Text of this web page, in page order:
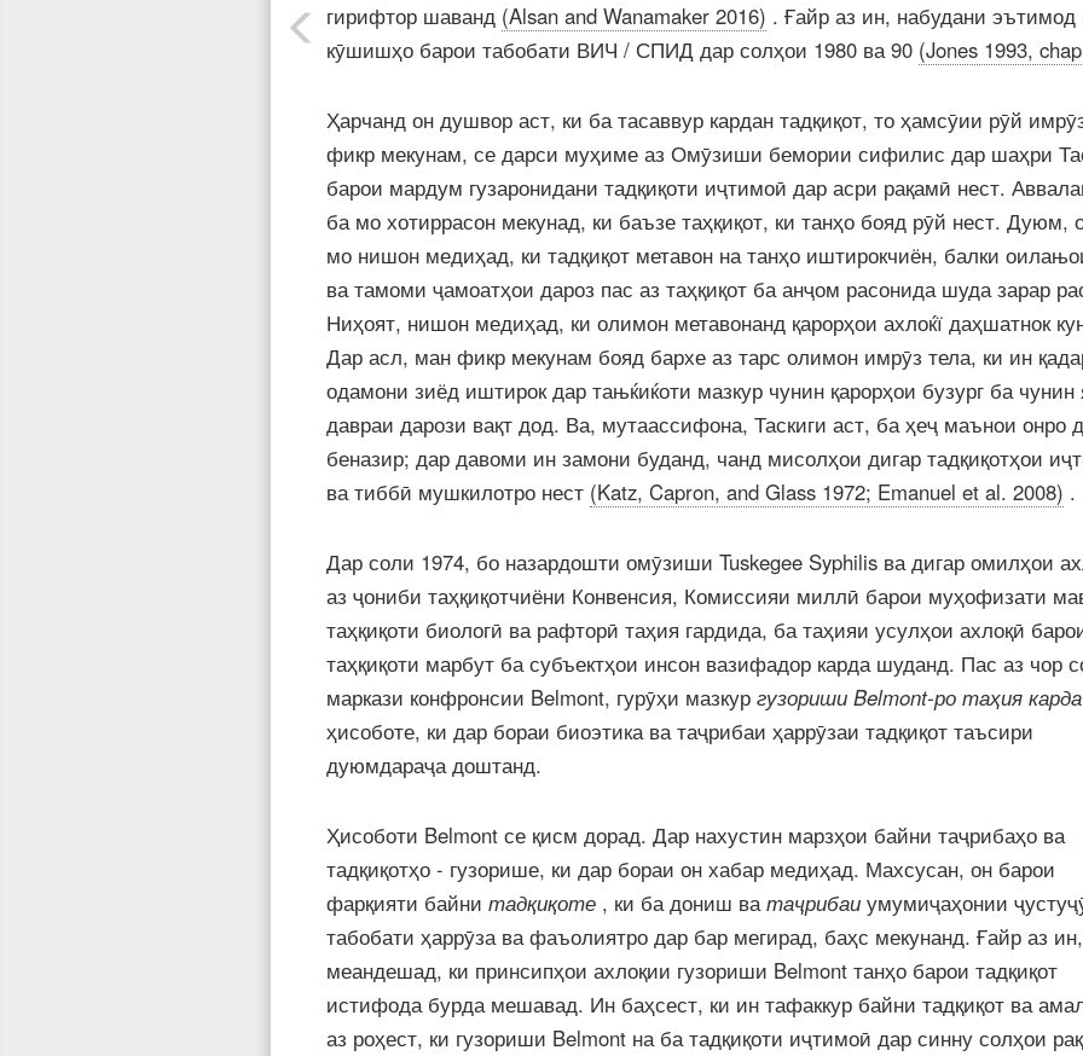
гирифтор шаванд (Alsan and Wanamaker 2016) . Ғайр аз ин, набудани эътимод
кӯшишҳо барои табобати ВИЧ / СПИД дар солҳои 1980 ва 90 (Jones 1993,
Ҳарчанд он душвор аст, ки ба тасаввур кардан тадқиқот, то ҳамсӯии рӯй
фикр мекунам, се дарси муҳиме аз Омӯзиши бемории сифилис дар шаҳри
барои мардум гузаронидани тадқиқоти иҷтимоӣ дар асри рақамӣ нест.
ба мо хотиррасон мекунад, ки баъзе таҳқиқот, ки танҳо бояд рӯй нест. Дуюм,
мо нишон медиҳад, ки тадқиқот метавон на танҳо иштирокчиён, балки
ва тамоми ҷамоатҳои дароз пас аз таҳқиқот ба анҷом расонида шуда зарар
Ниҳоят, нишон медиҳад, ки олимон метавонанд қарорҳои ахлоќї даҳшатнок
Дар асл, ман фикр мекунам бояд бархе аз тарс олимон имрӯз тела, ки ин
одамони зиёд иштирок дар тањќиќоти мазкур чунин қарорҳои бузург ба чунин
давраи дарози вақт дод. Ва, мутаассифона, Таскиги аст, ба ҳеҷ маънои онро
беназир; дар давоми ин замони буданд, чанд мисолҳои дигар тадқиқотҳои
ва тиббӣ мушкилотро нест (Katz, Capron, and Glass 1972; Emanuel et al. 2008) .
Дар соли 1974, бо назардошти омӯзиши Tuskegee Syphilis ва дигар омилҳои
аз ҷониби таҳқиқотчиёни Конвенсия, Комиссияи миллӣ барои муҳофизати
таҳқиқоти биологӣ ва рафторӣ таҳия гардида, ба таҳияи усулҳои ахлоқӣ
таҳқиқоти марбут ба субъектҳои инсон вазифадор карда шуданд. Пас аз чор
маркази конфронсии Belmont, гурӯҳи мазкур гузориши Belmont-ро таҳия карда
ҳисоботе, ки дар бораи биоэтика ва таҷрибаи ҳаррӯзаи тадқиқот таъсири
дуюмдараҷа доштанд.
Ҳисоботи Belmont се қисм дорад. Дар нахустин марзҳои байни таҷрибаҳо ва
тадқиқотҳо - гузорише, ки дар бораи он хабар медиҳад. Махсусан, он барои
фарқияти байни тадқиқоте , ки ба дониш ватаҷрибаи умумиҷаҳонии
табобати ҳаррӯза ва фаъолиятро дар бар мегирад, баҳс мекунанд. Ғайр аз
меандешад, ки принсипҳои ахлоқии гузориши Belmont танҳо барои тадқиқот
истифода бурда мешавад. Ин баҳсест, ки ин тафаккур байни тадқиқот ва
аз роҳест, ки гузориши Belmont на ба тадқиқоти иҷтимоӣ дар синну солҳои